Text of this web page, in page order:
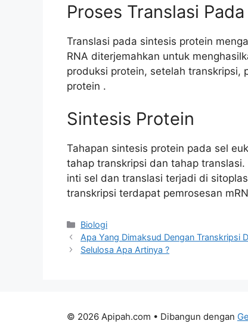
Proses Translasi
Translasi pada sintesis protein
RNA diterjemahkan untuk
produksi protein, setelah transkripsi,
protein .
Sintesis Protein
Tahapan sintesis protein pada sel
tahap transkripsi dan tahap
inti sel dan translasi terjadi di
transkripsi terdapat pemrosesan
Kategori
Biologi
Apa Yang Dimaksud Dengan Transkripsi
Selulosa Apa Artinya ?
© 2026 Apipah.com • Dibangun dengan